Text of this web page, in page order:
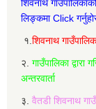
शिवनाथ
लिङ्कमा Click
१. शिवनाथ
२. गाउँपालिका द्वारा
अन्तरवार्ता
३. वैतडी शिवनाथ